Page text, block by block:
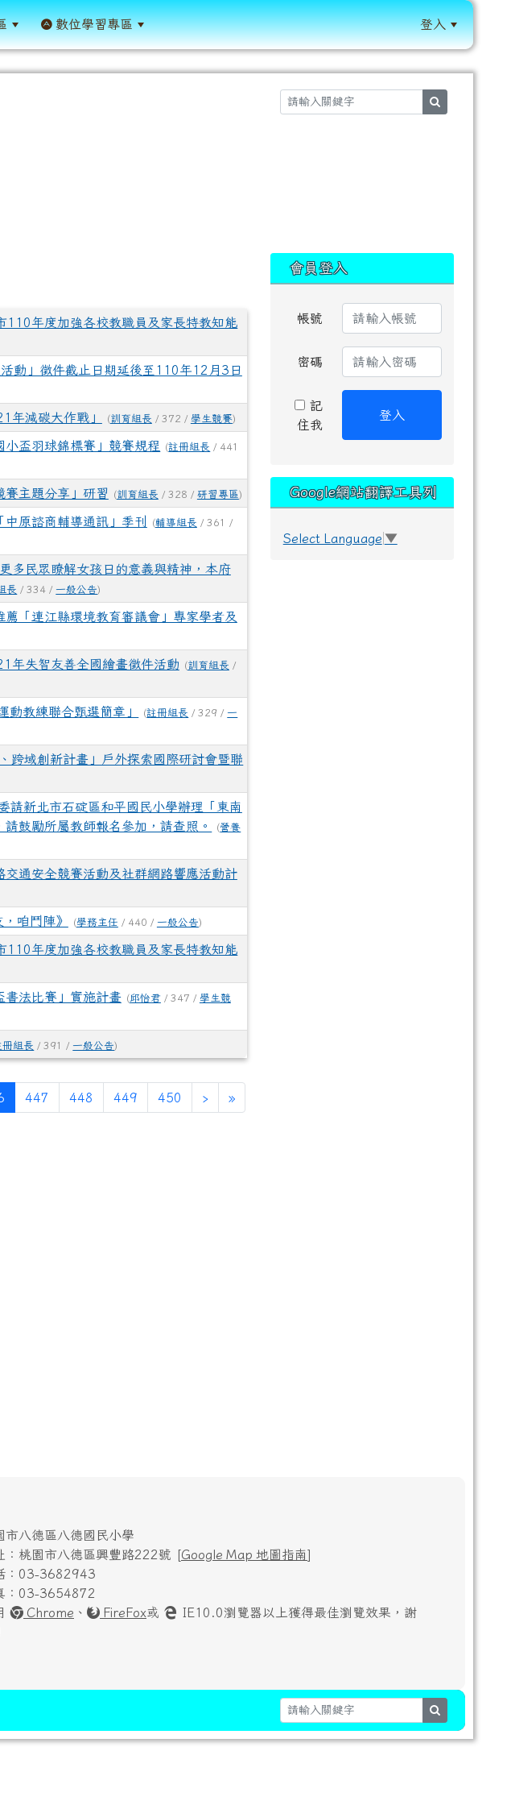
數位學習專區 登入
110年度加強各校教職員及家長特教知能
動」徵件截止日期延後至110年12月3日
年減碳大作戰」 (訓育組長 / 372 / 學生競賽)
盃羽球錦標賽」競賽規程 (註冊組長 / 441
賽主題分享」研習 (訓育組長 / 328 / 研習專區)
原諮商輔導通訊」季刊 (輔導組長 / 361 /
多民眾瞭解女孩日的意義與精神，本府
長 / 334 / 一般公告)
「連江縣環境教育審議會」專家學者及
年失智友善全國繪畫徵件活動 (訓育組長 /
教練聯合甄選簡章」 (註冊組長 / 329 / 一
跨域創新計畫」戶外探索國際研討會暨聯
請新北市石碇區和平國民小學辦理「東南
鼓勵所屬教師報名參加，請查照。
(營養
通安全競賽活動及社群網路響應活動計
咱鬥陣》 (學務主任 / 440 / 一般公告)
110年度加強各校教職員及家長特教知能
書法比賽」實施計畫 (邱怡君 / 347 / 學生競
冊組長 / 391 / 一般公告)
(current)
447 448 449 450 › »
會員登入
帳號
密碼
記
住我
登入
Google網站翻譯工具列
Select Language ▼
市八德區八德國民小學
：桃園市八德區興豐路222號 [Google Map 地圖指南]
：03-3682943
：03-3654872
Chrome 、 FireFox或
IE10.0瀏覽器以上獲得最佳瀏覽效果，謝